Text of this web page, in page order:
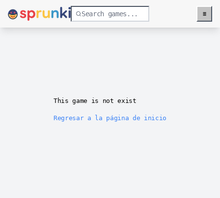
Menu
≡
This game is not exist
Regresar a la página de inicio